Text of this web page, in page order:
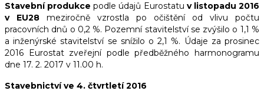
Stavební produkce podle údajů Eurostatu v listopadu 2016
v EU28 meziročně vzrostla po očištění od vlivu počtu
pracovních dnů o 0,2 %. Pozemní stavitelství se zvýšilo o 1,1 %
a inženýrské stavitelství se snížilo o 2,1 %. Údaje za prosinec
2016 Eurostat zveřejní podle předběžného harmonogramu
dne 17. 2. 2017 v 11.00 h.
Stavebnictví ve 4. čtvrtletí 2016